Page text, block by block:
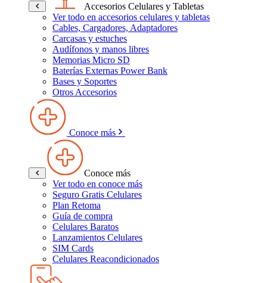
Accesorios Celulares y Tabletas
Ver todo en accesorios celulares y tabletas
Cables, Cargadores, Adaptadores
Carcasas y estuches
Audífonos y manos libres
Memorias Micro SD
Baterías Externas Power Bank
Bases y Soportes
Otros Accesorios
Conoce más
Conoce más
Ver todo en conoce más
Seguro Gratis Celulares
Plan Retoma
Guía de compra
Celulares Baratos
Lanzamientos Celulares
SIM Cards
Celulares Reacondicionados